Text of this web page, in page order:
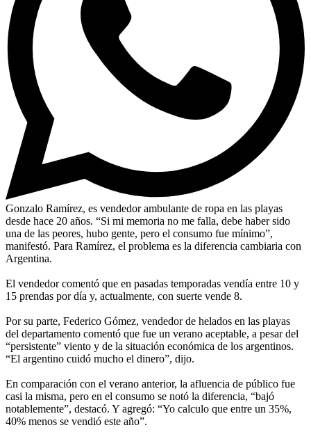
Gonzalo Ramírez, es vendedor ambulante de ropa en las playas
desde hace 20 años. “Si mi memoria no me falla, debe haber sido
una de las peores, hubo gente, pero el consumo fue mínimo”,
manifestó. Para Ramírez, el problema es la diferencia cambiaria con
Argentina.
El vendedor comentó que en pasadas temporadas vendía entre 10 y
15 prendas por día y, actualmente, con suerte vende 8.
Por su parte, Federico Gómez, vendedor de helados en las playas
del departamento comentó que fue un verano aceptable, a pesar del
“persistente” viento y de la situación económica de los argentinos.
“El argentino cuidó mucho el dinero”, dijo.
En comparación con el verano anterior, la afluencia de público fue
casi la misma, pero en el consumo se notó la diferencia, “bajó
notablemente”, destacó. Y agregó: “Yo calculo que entre un 35%,
40% menos se vendió este año”.